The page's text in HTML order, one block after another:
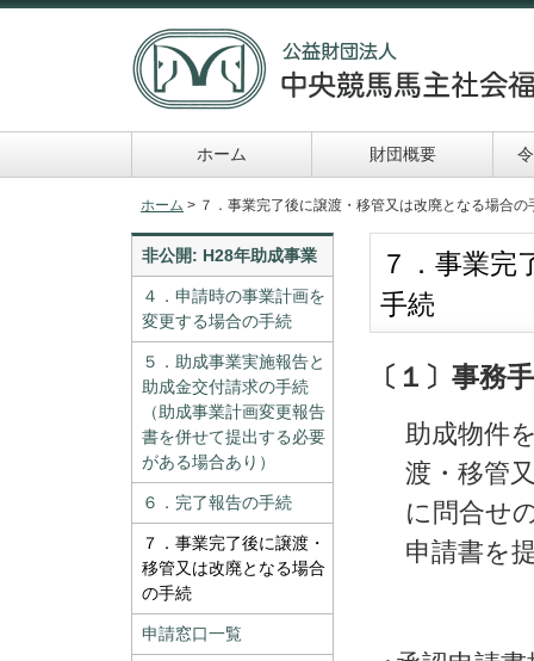
ホーム 財団概要
令和６年助成事業 申請及び報告書類一
ホーム > ７．事業完了後に譲渡・移管又は改廃となる場合の
７．事業完
手続
〔１〕事務
助成物件
渡・移管
に問合せ
申請書を
非公開: H28年助成事業
４．申請時の事業計画を
変更する場合の手続
５．助成事業実施報告と
助成金交付請求の手続
（助成事業計画変更報告
書を併せて提出する必要
がある場合あり）
６．完了報告の手続
７．事業完了後に譲渡・
移管又は改廃となる場合
の手続
申請窓口一覧